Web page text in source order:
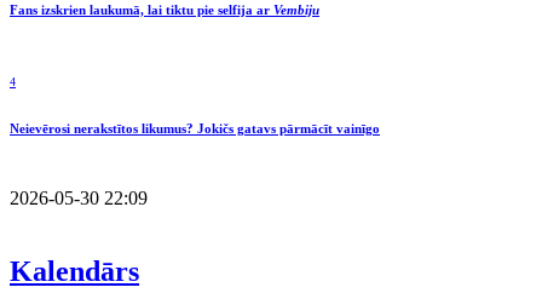
Fans izskrien laukumā, lai tiktu pie selfija ar Vembiju
4
Neievērosi nerakstītos likumus? Jokičs gatavs pārmācīt vainīgo
2026-05-30 22:09
Kalendārs